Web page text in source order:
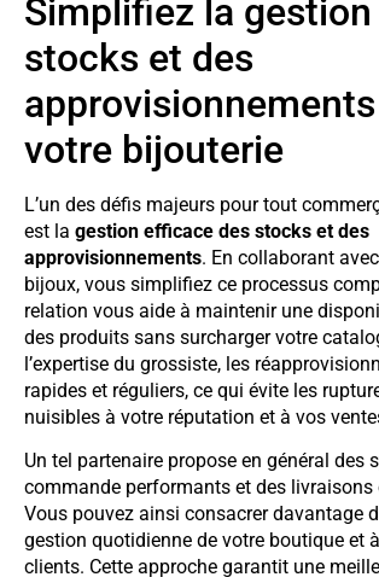
Simplifiez la gestion
stocks et des
votre bijouterie
L’un des défis majeurs pour tout
est la gestion efficace des stocks et des
approvisionnements. En collaborant
bijoux, vous simplifiez ce processus
relation vous aide à maintenir une
des produits sans surcharger votre
l’expertise du grossiste, les
rapides et réguliers, ce qui évite les
nuisibles à votre réputation et à vos
Un tel partenaire propose en général des
commande performants et des livraisons
Vous pouvez ainsi consacrer davantage
gestion quotidienne de votre boutique et
clients. Cette approche garantit une